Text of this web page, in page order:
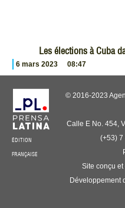
Les élections à Cuba
6 mars 2023 08:47
ÉDITION
FRANÇAISE
© 2016-2023
Calle E No. 454,
(+53) 7
Site conçu
Développement